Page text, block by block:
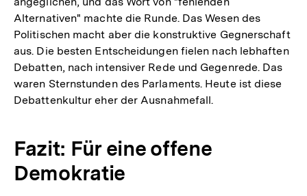
Alternativen" machte die Runde. Das Wesen des
Politischen macht aber die konstruktive Gegnerschaft
aus. Die besten Entscheidungen fielen nach lebhaften
Debatten, nach intensiver Rede und Gegenrede. Das
waren Sternstunden des Parlaments. Heute ist diese
Debattenkultur eher der Ausnahmefall.
Fazit: Für eine offene
Demokratie